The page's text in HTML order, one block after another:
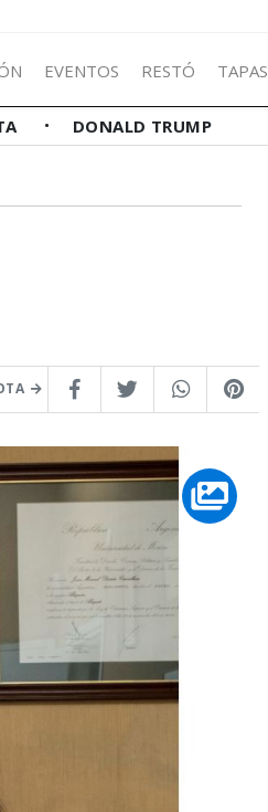
EVENTOS RESTÓ TAPAS
DONALD TRUMP